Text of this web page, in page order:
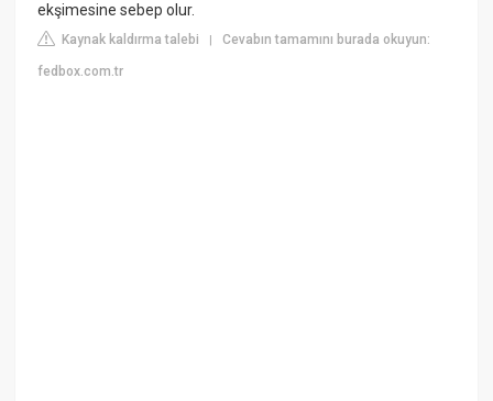
ekşimesine sebep olur.
Kaynak kaldırma talebi |Cevabın tamamını burada okuyun:
fedbox.com.tr